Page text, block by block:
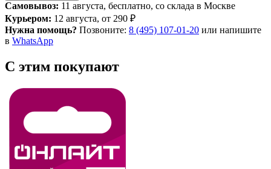
Самовывоз: 11 августа, бесплатно, со склада в Москве
Курьером: 12 августа, от 290 ₽
Нужна помощь? Позвоните: 8 (495) 107-01-20 или напишите
в WhatsApp
С этим покупают